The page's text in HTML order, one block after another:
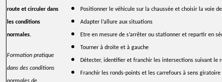
route et circuler dans
les conditions
normales.
Formation pratique
dans des conditions
Positionner le véhicule sur la chaussée et choisir la voie
Adapter l’allure aux situations
Etre en mesure de s’arrêter ou stationner et repartir en
Tourner à droite et à gauche
Détecter, identifier et franchir les intersections suivant le
Franchir les ronds-points et les carrefours à sens giratoire